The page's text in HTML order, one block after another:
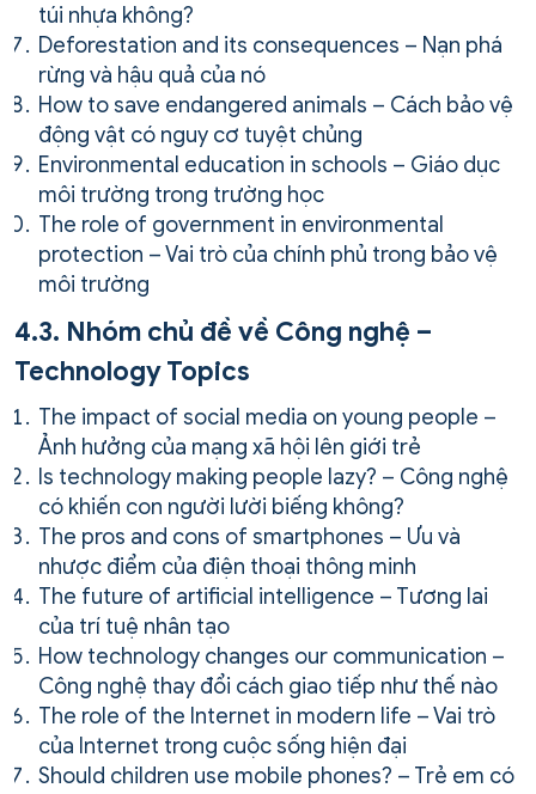
túi nhựa không?
Deforestation and its consequences – Nạn phá
rừng và hậu quả của nó
How to save endangered animals – Cách bảo vệ
động vật có nguy cơ tuyệt chủng
Environmental education in schools – Giáo dục
môi trường trong trường học
The role of government in environmental
protection – Vai trò của chính phủ trong bảo vệ
môi trường
4.3. Nhóm chủ đề về Công nghệ –
Technology Topics
The impact of social media on young people –
Ảnh hưởng của mạng xã hội lên giới trẻ
Is technology making people lazy? – Công nghệ
có khiến con người lười biếng không?
The pros and cons of smartphones – Ưu và
nhược điểm của điện thoại thông minh
The future of artificial intelligence – Tương lai
của trí tuệ nhân tạo
How technology changes our communication –
Công nghệ thay đổi cách giao tiếp như thế nào
The role of the Internet in modern life – Vai trò
của Internet trong cuộc sống hiện đại
Should children use mobile phones? – Trẻ em có